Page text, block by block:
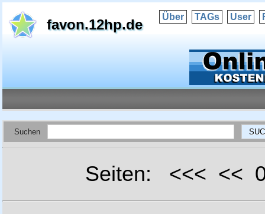
favon.12hp.de Über TAGs User
Suchen
Seiten: <<< <<